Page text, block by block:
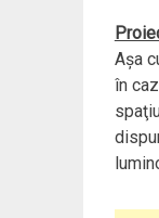
Aşa
în